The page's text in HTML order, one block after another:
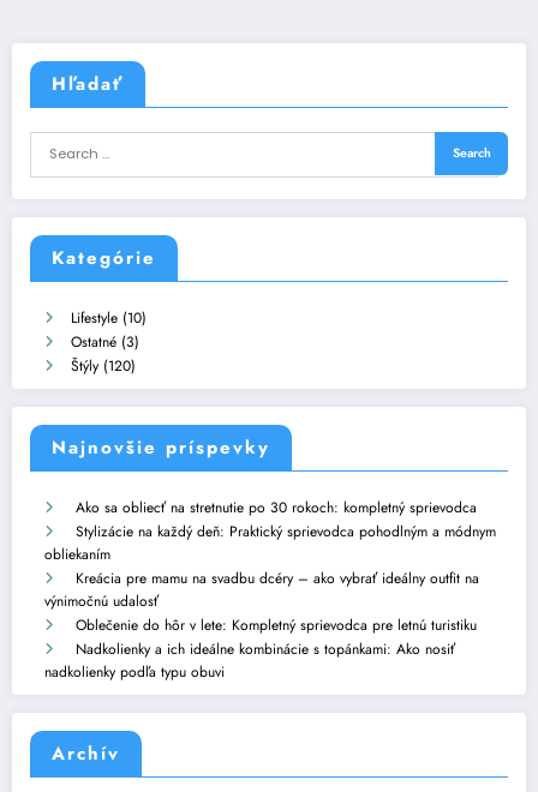
Hľadať
Kategórie
Lifestyle (10)
Ostatné (3)
Štýly (120)
Najnovšie príspevky
Ako sa obliecť na stretnutie po 30 rokoch: kompletný sprievodca
Stylizácie na každý deň: Praktický sprievodca pohodlným a módnym
obliekaním
Kreácia pre mamu na svadbu dcéry – ako vybrať ideálny outfit na
výnimočnú udalosť
Oblečenie do hôr v lete: Kompletný sprievodca pre letnú turistiku
Nadkolienky a ich ideálne kombinácie s topánkami: Ako nosiť
nadkolienky podľa typu obuvi
Archív